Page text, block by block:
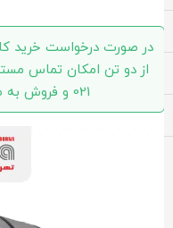
در صورت درخواست خرید
021 و فروش به صورت عمده نیز وجود دارد.